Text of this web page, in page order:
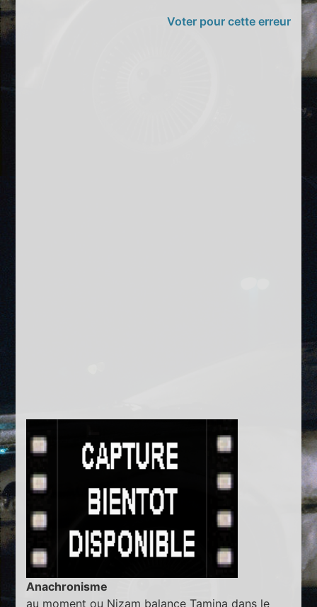
Voter pour cette erreur
Anachronisme
au moment ou Nizam balance Tamina dans le